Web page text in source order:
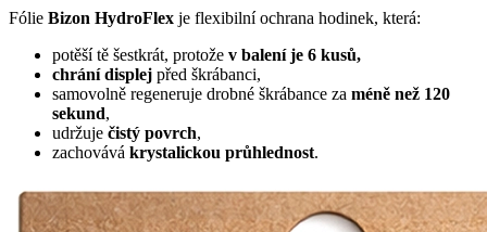
Fólie Bizon HydroFlex je flexibilní ochrana hodinek, která:
potěší tě šestkrát, protože v balení je 6 kusů,
chrání displej před škrábanci,
samovolně regeneruje drobné škrábance za méně než 120
sekund,
udržuje čistý povrch,
zachovává krystalickou průhlednost.